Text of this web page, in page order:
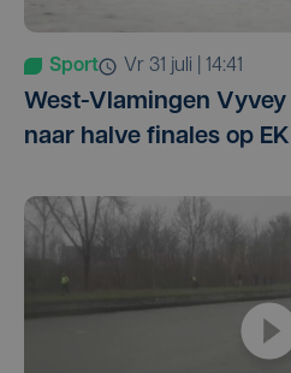
Sport vr 31 juli | 14:41
West-Vlamingen
naar halve finales op